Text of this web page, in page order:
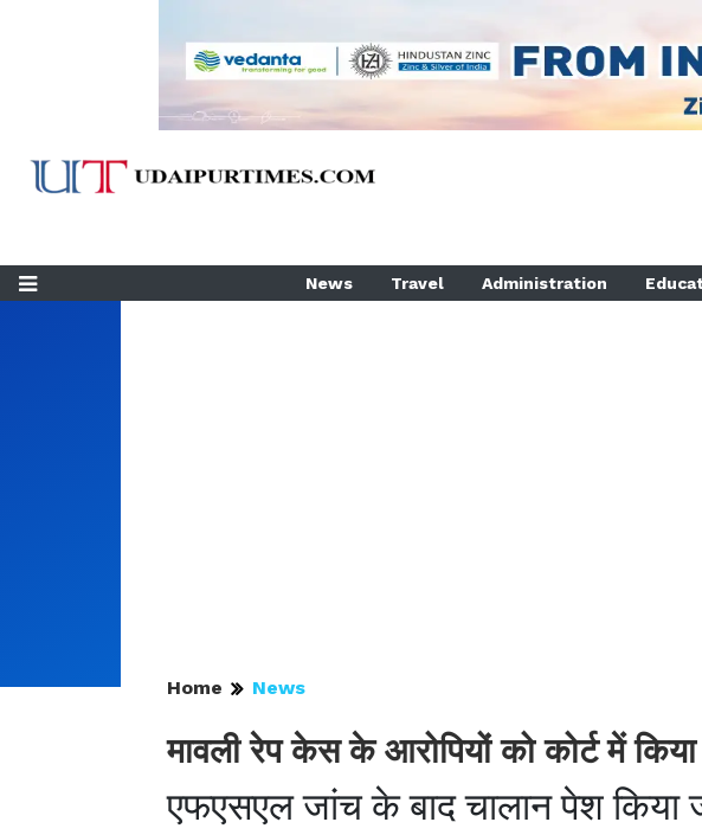
News Travel Administration
Home News
मावली रेप केस के आरोपियों को कोर्ट में
एफएसएल जांच के बाद चालान पेश किया